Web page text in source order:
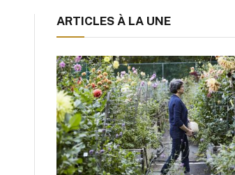
ARTICLES À LA UNE